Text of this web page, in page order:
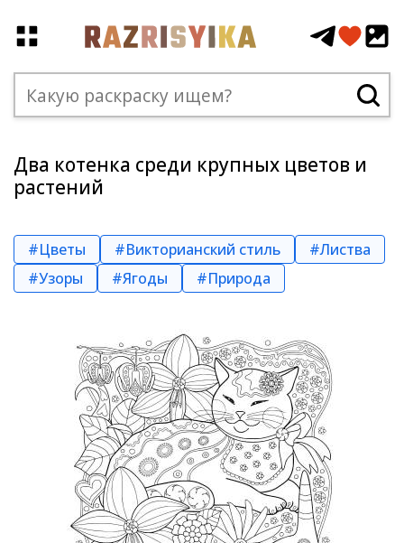
Два котенка среди крупных цветов и
растений
#Цветы #Викторианский стиль
#Листва
#Узоры
#Ягоды #Природа